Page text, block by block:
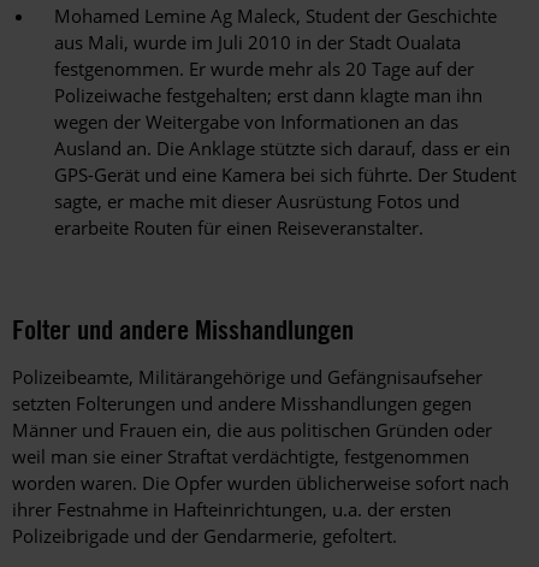
Mohamed Lemine Ag Maleck, Student der Geschichte
aus Mali, wurde im Juli 2010 in der Stadt Oualata
festgenommen. Er wurde mehr als 20 Tage auf der
Polizeiwache festgehalten; erst dann klagte man ihn
wegen der Weitergabe von Informationen an das
Ausland an. Die Anklage stützte sich darauf, dass er ein
GPS-Gerät und eine Kamera bei sich führte. Der Student
sagte, er mache mit dieser Ausrüstung Fotos und
erarbeite Routen für einen Reiseveranstalter.
Folter und andere Misshandlungen
Polizeibeamte, Militärangehörige und Gefängnisaufseher
setzten Folterungen und andere Misshandlungen gegen
Männer und Frauen ein, die aus politischen Gründen oder
weil man sie einer Straftat verdächtigte, festgenommen
worden waren. Die Opfer wurden üblicherweise sofort nach
ihrer Festnahme in Hafteinrichtungen, u.a. der ersten
Polizeibrigade und der Gendarmerie, gefoltert.